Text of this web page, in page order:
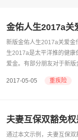
金佑人生2017a关
新版金佑人生2017a关爱金
生2017a是太平洋推的健康
爱金。有部分朋友对于新
2017-05-05
重疾险
夫妻互保双豁免权
通过本文示例，夫妻互保